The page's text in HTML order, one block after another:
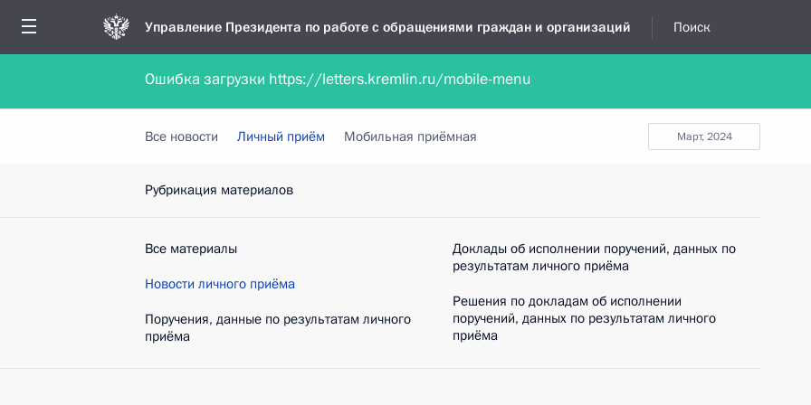
Управление Президента по работе с обращениями граждан и организаций Поиск
Обратиться в форме электронного документа Обратиться в устной форме
март, 2024
Все новости Личный приём Мобильная приёмная
Рубрикация материалов
Все материалы
Новости личного приёма
Поручения, данные по результатам личного
приёма
Доклады об исполнении поручений, данных по
результатам личного приёма
Решения по докладам об исполнении
поручений, данных по результатам личного
приёма
Ошибка загрузки https://letters.kremlin.ru/mobile-menu